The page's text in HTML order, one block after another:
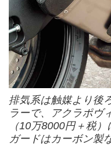
排気系は触媒より後
ラーで、アクラポヴ
（10万8000円＋税
ガードはカーボン製